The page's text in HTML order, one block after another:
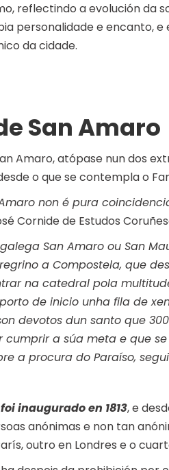
reflectindo a evolución da
personalidade e encanto,
da cidade.
San Amaro
Amaro, atópase nun dos
o que se contempla o
non é pura
Cornide de Estudos
San Amaro ou San
a Compostela, que
na catedral pola
de inicio unha fila de
devotos dun santo que
cumprir a súa meta e que
a procura do Paraíso,
inaugurado en 1813, e
anónimas e non tan
outro en Londres e o